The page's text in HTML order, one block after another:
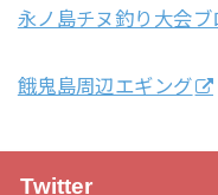
永ノ島チヌ釣り大会ブ
餓鬼島周辺エギング
Twitter